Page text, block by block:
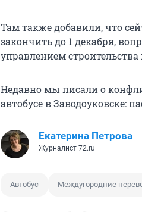
Там также добавили, что
закончить до 1 декабря,
управлением
Недавно мы писали о
автобусе в Заводоуковске:
Екатерина Петрова
Журналист 72.ru
Автобус Междугородние